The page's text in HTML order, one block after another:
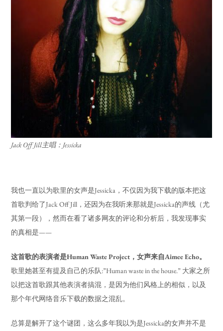
Jack Off Jill主唱：Jessicka
我也一直以为歌里的女声是Jessicka，不仅因为我下载的版本把这
首歌判给了Jack Off Jill，还因为在我听来那就是Jessicka的声线（尤
其第一段），然而在看了诸多网友的评论和分析后，我发现事实
的真相是——
这首歌的表演者是Human Waste Project，女声来自Aimee Echo。
歌里她甚至有提及自己的乐队:”Human waste in the house.” 大家之所
以把这首歌跟其他表演者搞混，是因为他们风格上的相似，以及
那个年代网络音乐下载的数据之混乱。
总算是解开了这个谜团，这么多年我以为是Jessicka的女声并不是